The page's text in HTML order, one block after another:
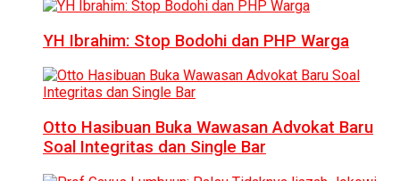
YH Ibrahim: Stop Bodohi dan PHP Warga
Otto Hasibuan Buka Wawasan Advokat Baru
Soal Integritas dan Single Bar